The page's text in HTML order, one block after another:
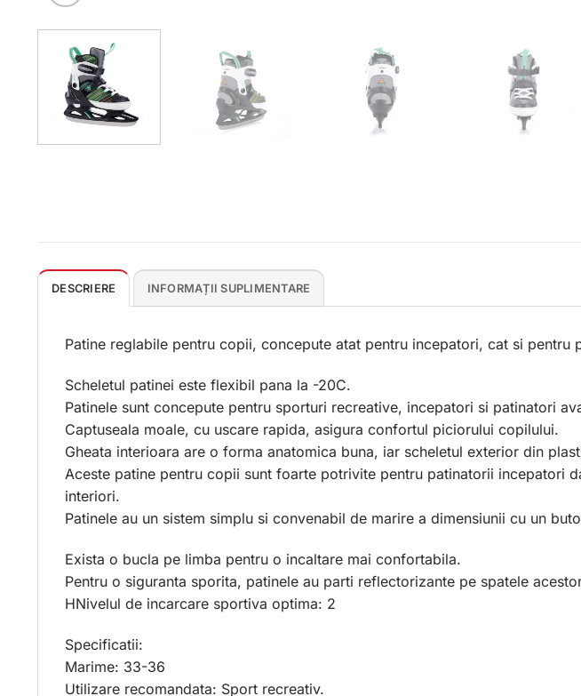
DESCRIERE INFORMAȚII SUPLIMENTARE
Patine reglabile pentru copii, concepute atat pentru incepatori, cat si pentru
Scheletul patinei este flexibil pana la -20C.
Patinele sunt concepute pentru sporturi recreative, incepatori si patinatori
Captuseala moale, cu uscare rapida, asigura confortul piciorului copilului.
Gheata interioara are o forma anatomica buna, iar scheletul exterior din
Aceste patine pentru copii sunt foarte potrivite pentru patinatorii incepatori
interiori.
Patinele au un sistem simplu si convenabil de marire a dimensiunii cu un
Exista o bucla pe limba pentru o incaltare mai confortabila.
Pentru o siguranta sporita, patinele au parti reflectorizante pe spatele
HNivelul de incarcare sportiva optima: 2
Specificatii:
Marime: 33-36
Utilizare recomandata: Sport recreativ.